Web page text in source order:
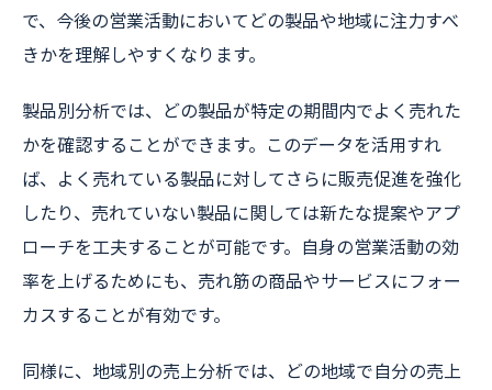
で、今後の営業活動においてどの製品や地域に注力すべ
きかを理解しやすくなります。
製品別分析では、どの製品が特定の期間内でよく売れた
かを確認することができます。このデータを活用すれ
ば、よく売れている製品に対してさらに販売促進を強化
したり、売れていない製品に関しては新たな提案やアプ
ローチを工夫することが可能です。自身の営業活動の効
率を上げるためにも、売れ筋の商品やサービスにフォー
カスすることが有効です。
同様に、地域別の売上分析では、どの地域で自分の売上